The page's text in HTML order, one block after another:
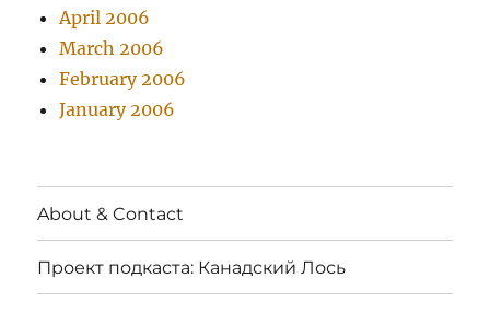
April 2006
March 2006
February 2006
January 2006
About & Contact
Проект подкаста: Канадский Лось